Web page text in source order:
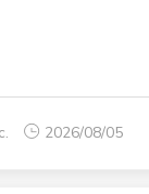
2026/08/05